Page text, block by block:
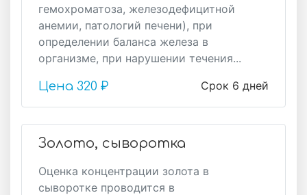
гемохроматоза, железодефицитной
анемии, патологий печени), при
определении баланса железа в
организме, при нарушении течения...
Срок 6 дней
Цена 320 ₽
Золото, сыворотка
Оценка концентрации золота в
сыворотке проводится в